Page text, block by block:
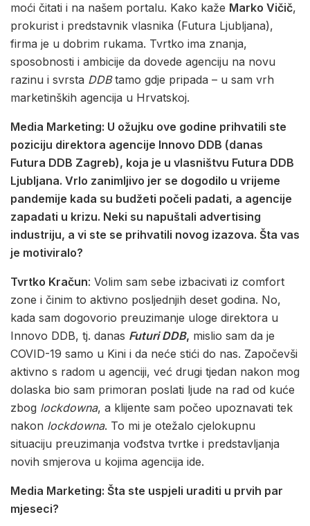
moći čitati i na našem portalu. Kako kaže Marko Vičič,
prokurist i predstavnik vlasnika (Futura Ljubljana),
firma je u dobrim rukama. Tvrtko ima znanja,
sposobnosti i ambicije da dovede agenciju na novu
razinu i svrsta DDBtamo gdje pripada – u sam vrh
marketinških agencija u Hrvatskoj.
Media Marketing: U ožujku ove godine prihvatili ste
poziciju direktora agencije Innovo DDB (danas
Futura DDB Zagreb), koja je u vlasništvu Futura DDB
Ljubljana. Vrlo zanimljivo jer se dogodilo u vrijeme
pandemije kada su budžeti počeli padati, a agencije
zapadati u krizu. Neki su napuštali advertising
industriju, a vi ste se prihvatili novog izazova. Šta vas
je motiviralo?
Tvrtko Kračun: Volim sam sebe izbacivati iz comfort
zone i činim to aktivno posljednjih deset godina. No,
kada sam dogovorio preuzimanje uloge direktora u
Innovo DDB, tj. danas Futuri DDB, mislio sam da je
COVID-19 samo u Kini i da neće stići do nas. Započevši
aktivno s radom u agenciji, već drugi tjedan nakon mog
dolaska bio sam primoran poslati ljude na rad od kuće
zbog lockdowna, a klijente sam počeo upoznavati tek
nakon lockdowna. To mi je otežalo cjelokupnu
situaciju preuzimanja vođstva tvrtke i predstavljanja
novih smjerova u kojima agencija ide.
Media Marketing: Šta ste uspjeli uraditi u prvih par
mjeseci?